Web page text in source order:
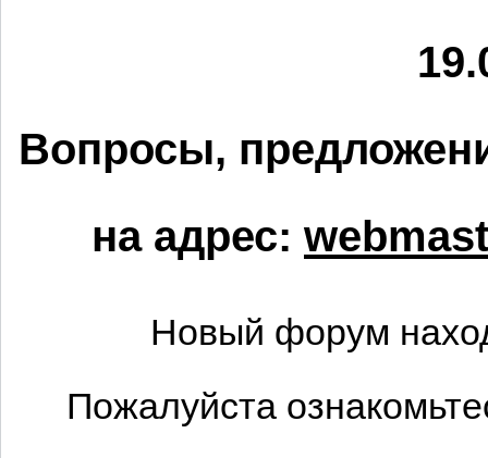
Вопросы,
на адрес:
Новый форум
Пожалуйста